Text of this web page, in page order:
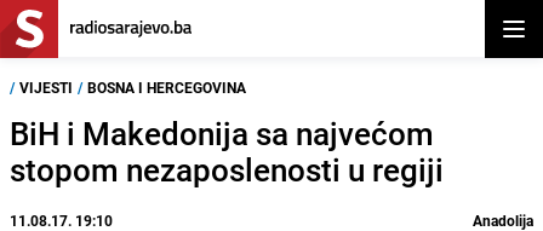
/ VIJESTI / BOSNA I HERCEGOVINA
BiH i Makedonija sa najvećom
stopom nezaposlenosti u regiji
11.08.17. 19:10 Anadolija